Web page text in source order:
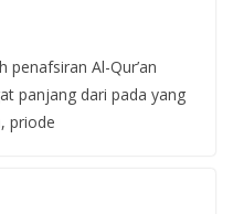
penafsiran Al-Qur’an
panjang dari pada yang
priode